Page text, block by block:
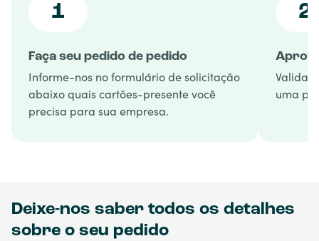
1
Faça seu pedido de pedido
Informe-nos no formulário de solicitação
abaixo quais cartões-presente você
precisa para sua empresa.
2
uma
Deixe-nos saber todos os detalhes
sobre o seu pedido